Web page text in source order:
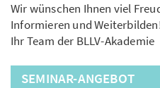
Wir wünschen Ihnen viel
Informieren und
Ihr Team der BLLV-Akademie
SEMINAR-ANGEBOT